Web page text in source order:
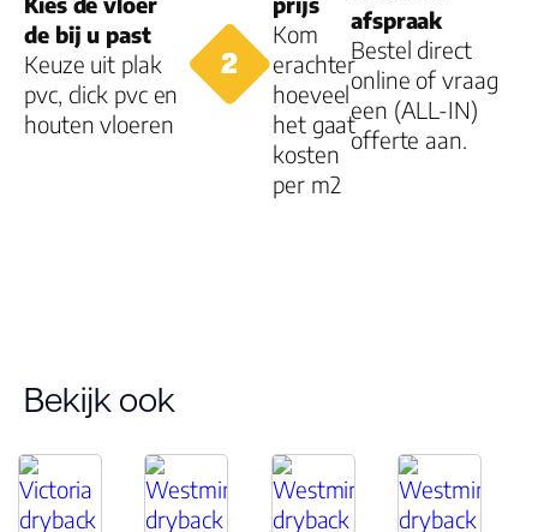
geschikt
de bij u past
Keuze uit plak
pvc, click pvc en
houten vloeren
Kom
erachter
hoeveel
het gaat
kosten
per m2
afspraak
Bestel direct
online of vraag
een (ALL-IN)
offerte aan.
Bekijk ook